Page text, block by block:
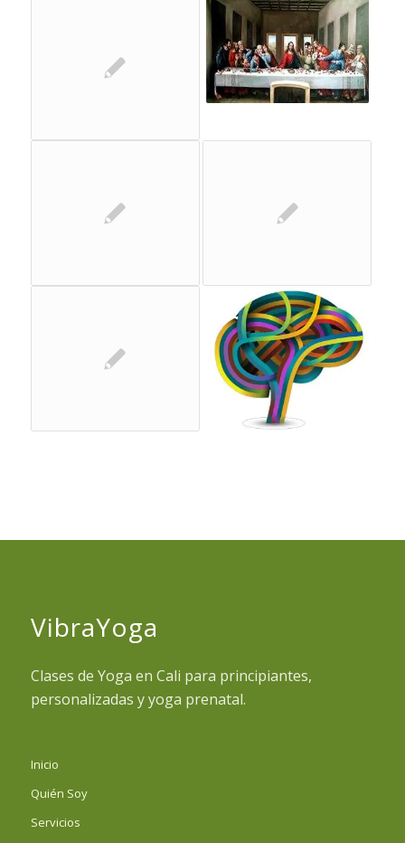
VibraYoga
Clases de Yoga en Cali para principiantes,
personalizadas y yoga prenatal.
Inicio
Quién Soy
Servicios